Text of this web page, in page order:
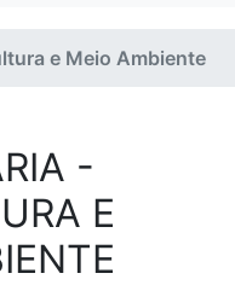
e Meio Ambiente
-
E